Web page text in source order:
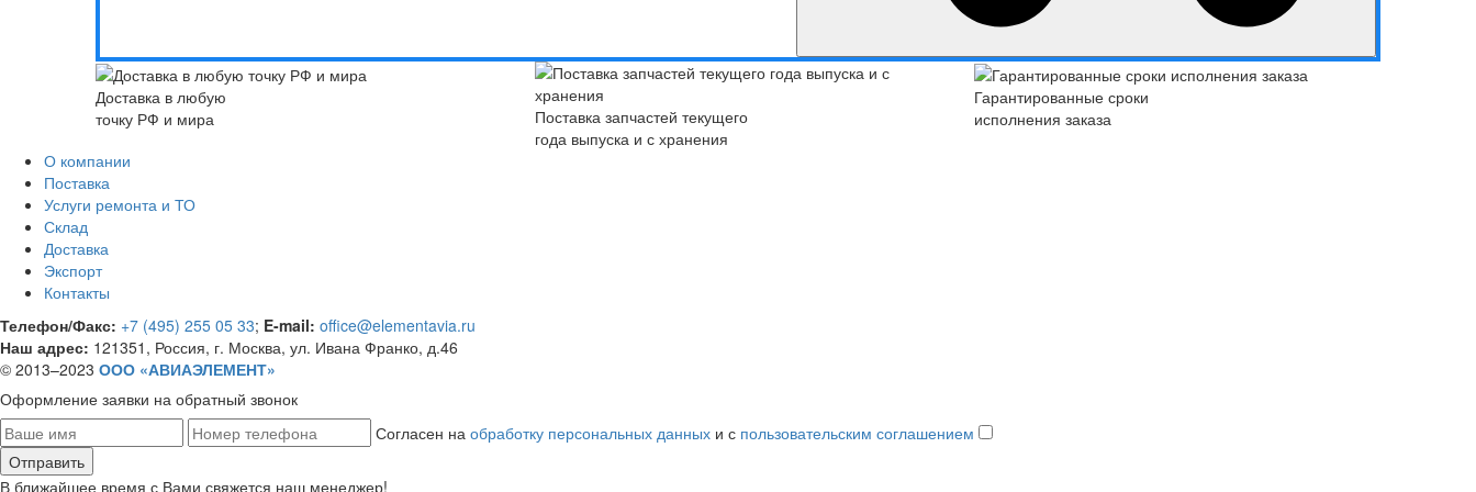
Доставка в любую
точку РФ и мира
Поставка запчастей текущего
года выпуска и с хранения
Гарантированные сроки
исполнения заказа
О компании
Поставка
Услуги ремонта и ТО
Склад
Доставка
Экспорт
Контакты
Телефон/Факс: +7 (495) 255 05 33; E-mail: office@elementavia.ru
Наш адрес: 121351, Россия, г. Москва, ул. Ивана Франко, д.46
© 2013–2023 ООО «АВИАЭЛЕМЕНТ»
Оформление заявки на обратный звонок
Согласен на обработку персональных данных и с пользовательским соглашением
В ближайшее время с Вами свяжется наш менеджер!